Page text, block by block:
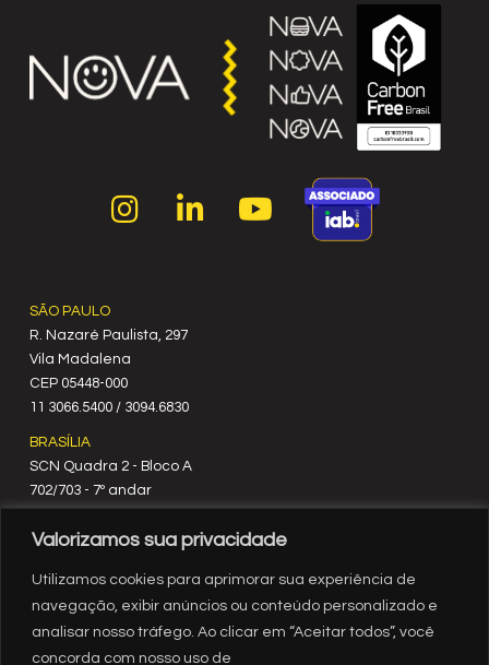
Valorizamos sua privacidade
Utilizamos cookies para aprimorar sua experiência de
navegação, exibir anúncios ou conteúdo personalizado e
analisar nosso tráfego. Ao clicar em “Aceitar todos”, você
concorda com nosso uso de
SÃO PAULO
R. Nazaré Paulista, 297
Vila Madalena
C‍EP 05448-000
11 3066.5400 / 3094.6830
BRASÍLIA
SCN Quadra 2 - Bloco A
702/703 - 7º andar
CEP 70712-900
61 3329.8200
RIO DE JANEIRO
Rua México, nº 3